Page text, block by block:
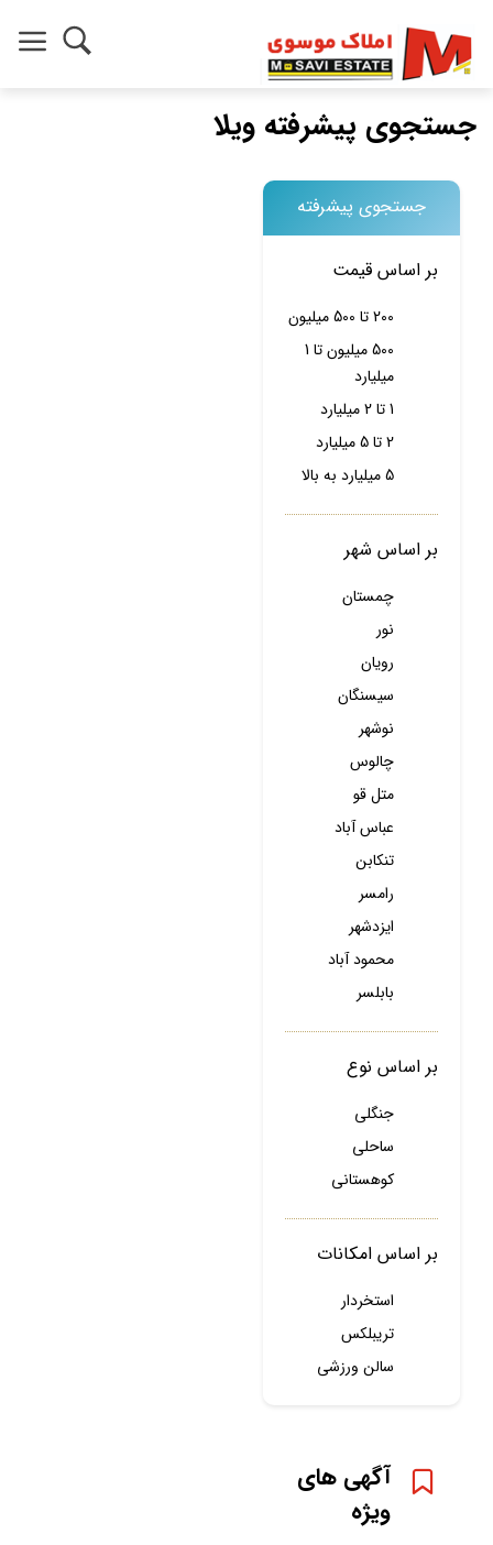
جستجوی پیشرفته ویلا
جستجوی پیشرفته
بر اساس قیمت
200 تا 500 میلیون
500 میلیون تا 1
میلیارد
1 تا 2 میلیارد
2 تا 5 میلیارد
5 میلیارد به بالا
بر اساس شهر
چمستان
نور
رویان
سیسنگان
نوشهر
چالوس
متل قو
عباس آباد
تنکابن
رامسر
ایزدشهر
محمود آباد
بابلسر
بر اساس نوع
جنگلی
ساحلی
کوهستانی
بر اساس امکانات
استخردار
تریبلکس
سالن ورزشی
آگهی های
ویژه